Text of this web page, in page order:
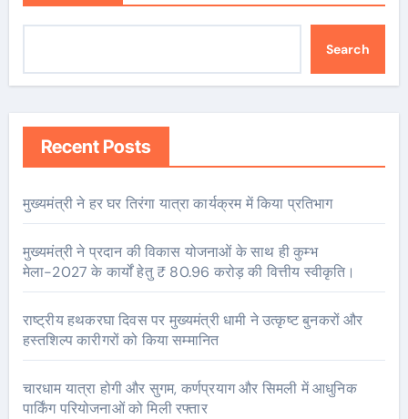
Search
Recent Posts
मुख्यमंत्री ने हर घर तिरंगा यात्रा कार्यक्रम में किया प्रतिभाग
मुख्यमंत्री ने प्रदान की विकास योजनाओं के साथ ही कुम्भ
मेला-2027 के कार्यों हेतु ₹ 80.96 करोड़ की वित्तीय स्वीकृति।
राष्ट्रीय हथकरघा दिवस पर मुख्यमंत्री धामी ने उत्कृष्ट बुनकरों और
हस्तशिल्प कारीगरों को किया सम्मानित
चारधाम यात्रा होगी और सुगम, कर्णप्रयाग और सिमली में आधुनिक
पार्किंग परियोजनाओं को मिली रफ्तार